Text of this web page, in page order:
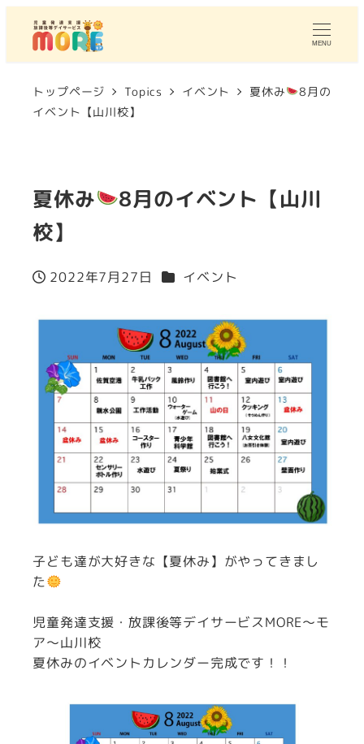
MENU
トップページ Topics イベント 夏休み
8月の
イベント【山川校】
夏休み
8月のイベント【山川
校】
投稿日
2022年7月27日 カテゴリー
イベント
子ども達が大好きな【夏休み】がやってきまし
た
児童発達支援・放課後等デイサービスMORE～モ
ア～山川校
夏休みのイベントカレンダー完成です！！